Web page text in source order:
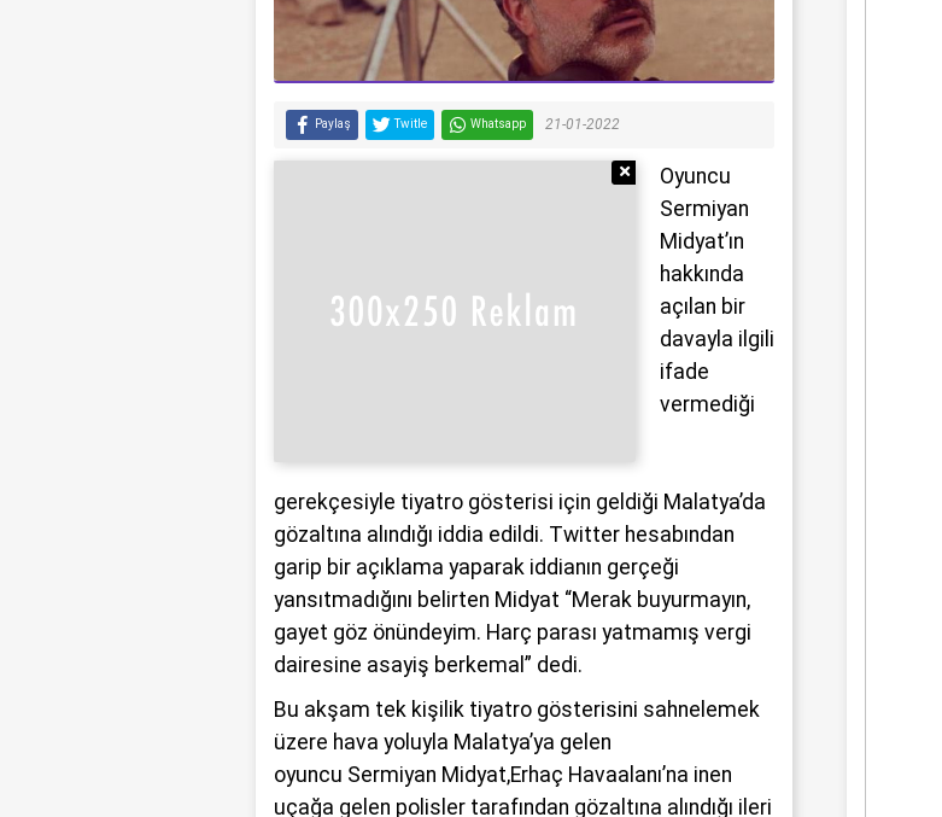
Paylaş Twitle Whatsapp 21-01-2022
Reklamı Gizle
Oyuncu
Sermiyan
Midyat’ın
hakkında
açılan bir
davayla ilgili
ifade
vermediği
gerekçesiyle tiyatro gösterisi için geldiği Malatya’da
gözaltına alındığı iddia edildi. Twitter hesabından
garip bir açıklama yaparak iddianın gerçeği
yansıtmadığını belirten Midyat “Merak buyurmayın,
gayet göz önündeyim. Harç parası yatmamış vergi
dairesine asayiş berkemal” dedi.
Bu akşam tek kişilik tiyatro gösterisini sahnelemek
üzere hava yoluyla Malatya’ya gelen
oyuncu Sermiyan Midyat,Erhaç Havaalanı’na inen
uçağa gelen polisler tarafından gözaltına alındığı ileri